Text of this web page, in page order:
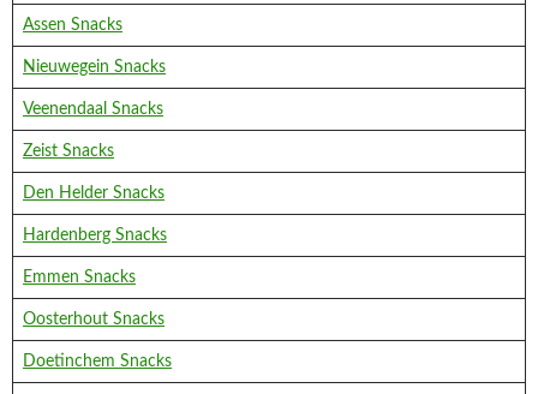
Assen Snacks
Nieuwegein Snacks
Veenendaal Snacks
Zeist Snacks
Den Helder Snacks
Hardenberg Snacks
Emmen Snacks
Oosterhout Snacks
Doetinchem Snacks